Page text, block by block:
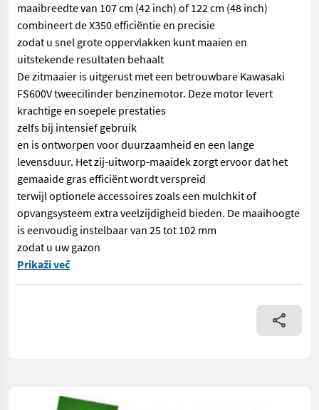
maaibreedte van 107 cm (42 inch) of 122 cm (48 inch)
combineert de X350 efficiëntie en precisie
zodat u snel grote oppervlakken kunt maaien en
uitstekende resultaten behaalt
De zitmaaier is uitgerust met een betrouwbare Kawasaki
FS600V tweecilinder benzinemotor. Deze motor levert
krachtige en soepele prestaties
zelfs bij intensief gebruik
en is ontworpen voor duurzaamheid en een lange
levensduur. Het zij-uitworp-maaidek zorgt ervoor dat het
gemaaide gras efficiënt wordt verspreid
terwijl optionele accessoires zoals een mulchkit of
opvangsysteem extra veelzijdigheid bieden. De maaihoogte
is eenvoudig instelbaar van 25 tot 102 mm
zodat u uw gazon
== Overige details (NL) == prijs: Prijs op aanvraag Quantity: 1
Prikaži več